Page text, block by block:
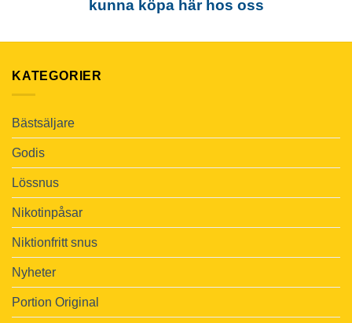
kunna köpa här hos oss
KATEGORIER
Bästsäljare
Godis
Lössnus
Nikotinpåsar
Niktionfritt snus
Nyheter
Portion Original